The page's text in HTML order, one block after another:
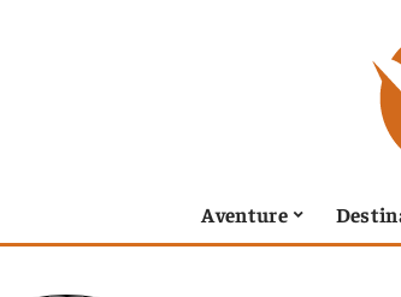
Aventure